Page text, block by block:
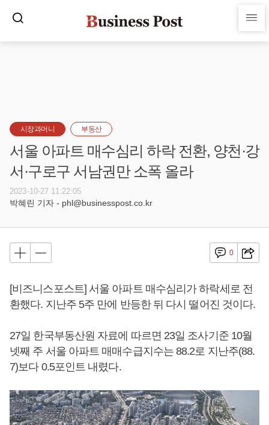
시장과머니 부동산
서울 아파트 매수심리 하락 전환, 양천·강
서·구로구 서남권만 소폭 올라
2023-10-27 11:22:05
박혜린 기자 - phl@businesspost.co.kr
0
[비즈니스포스트] 서울 아파트 매수심리가 하락세로 전
환했다. 지난주 5주 만에 반등한 뒤 다시 떨어진 것이다.
27일 한국부동산원 자료에 따르면 23일 조사기준 10월
넷째 주 서울 아파트 매매수급지수는 88.2로 지난주(88.
7)보다 0.5포인트 내렸다.